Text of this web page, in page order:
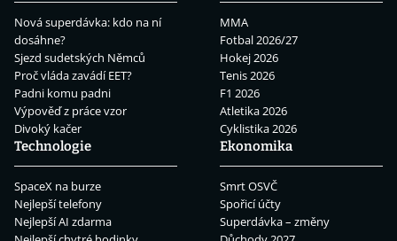
Nová superdávka: kdo na ní
dosáhne?
Sjezd sudetských Němců
Proč vláda zavádí EET?
Padni komu padni
Výpověď z práce vzor
Divoký kačer
MMA
Fotbal 2026/27
Hokej 2026
Tenis 2026
F1 2026
Atletika 2026
Cyklistika 2026
Technologie
SpaceX na burze
Nejlepší telefony
Nejlepší AI zdarma
Ekonomika
Smrt OSVČ
Spořicí účty
Superdávka – změny